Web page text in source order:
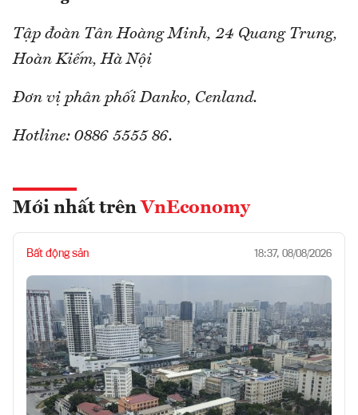
Tập đoàn Tân Hoàng Minh, 24 Quang Trung,
Hoàn Kiếm, Hà Nội
Đơn vị phân phối Danko, Cenland.
Hotline: 0886 5555 86.
Mới nhất trên VnEconomy
Bất động sản 18:37, 08/08/2026